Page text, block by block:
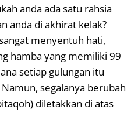
anda ada satu rahsia
anda di akhirat kelak?
menyentuh hati,
hamba yang memiliki 99
setiap gulungan itu
segalanya berubah
diletakkan di atas